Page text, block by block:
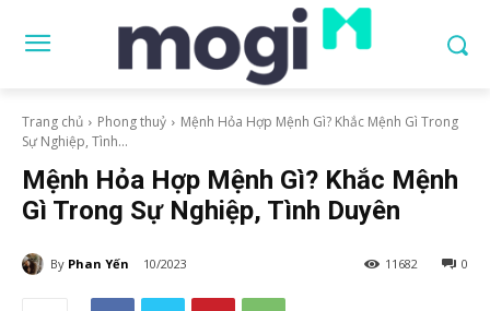
Trang chủ Phong thuỷ
Mệnh Hỏa Hợp Mệnh Gì? Khắc Mệnh Gì Trong
Sự Nghiệp, Tình...
Mệnh Hỏa Hợp Mệnh Gì? Khắc Mệnh
Gì Trong Sự Nghiệp, Tình Duyên
By Phan Yến 10/2023 0
11682